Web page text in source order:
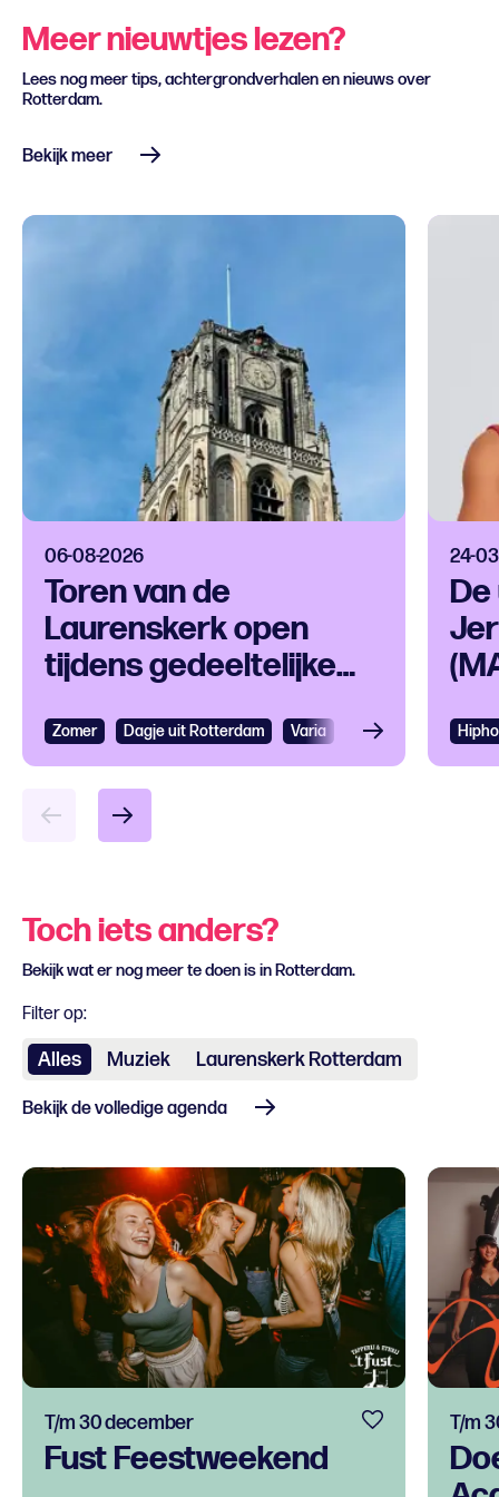
Meer nieuwtjes lezen?
Lees nog meer tips, achtergrondverhalen en nieuws over
Rotterdam.
Bekijk meer
06-08-2026
Toren van de
Laurenskerk open
tijdens gedeeltelijke
Zomer Dagje uit Rotterdam Varia
24-
Toch iets anders?
Bekijk wat er nog meer te doen is in Rotterdam.
Filter op:
Alles Muziek Laurenskerk Rotterdam
Bekijk de volledige agenda
Fust Feestweekend
T/m 30 december T/m